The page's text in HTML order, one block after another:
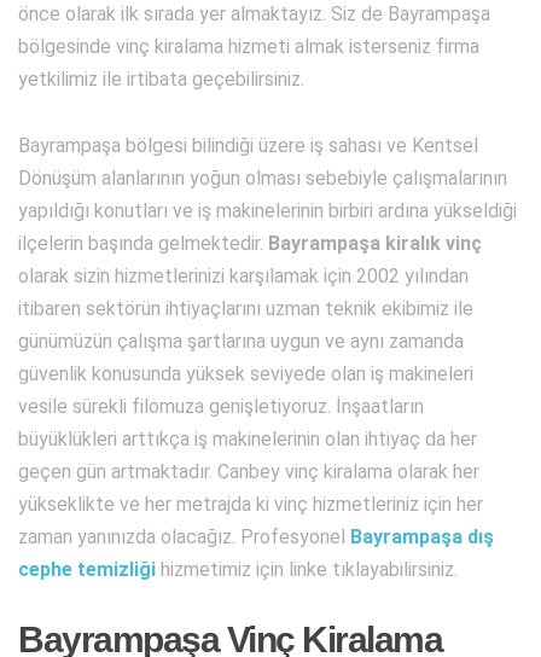
önce olarak ilk sırada yer almaktayız. Siz de Bayrampaşa
bölgesinde vinç kiralama hizmeti almak isterseniz firma
yetkilimiz ile irtibata geçebilirsiniz.
Bayrampaşa bölgesi bilindiği üzere iş sahası ve Kentsel
Dönüşüm alanlarının yoğun olması sebebiyle çalışmalarının
yapıldığı konutları ve iş makinelerinin birbiri ardına yükseldiği
ilçelerin başında gelmektedir. Bayrampaşa kiralık vinç
olarak sizin hizmetlerinizi karşılamak için 2002 yılından
itibaren sektörün ihtiyaçlarını uzman teknik ekibimiz ile
günümüzün çalışma şartlarına uygun ve aynı zamanda
güvenlik konusunda yüksek seviyede olan iş makineleri
vesile sürekli filomuza genişletiyoruz. İnşaatların
büyüklükleri arttıkça iş makinelerinin olan ihtiyaç da her
geçen gün artmaktadır. Canbey vinç kiralama olarak her
yükseklikte ve her metrajda ki vinç hizmetleriniz için her
zaman yanınızda olacağız. Profesyonel Bayrampaşa dış
cephe temizliği hizmetimiz için linke tıklayabilirsiniz.
Bayrampaşa Vinç Kiralama